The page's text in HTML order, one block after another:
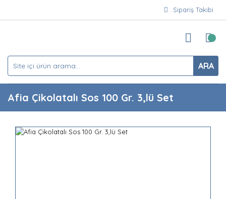
Sipariş Takibi
ARA
Afia Çikolatalı Sos 100 Gr. 3,lü Set